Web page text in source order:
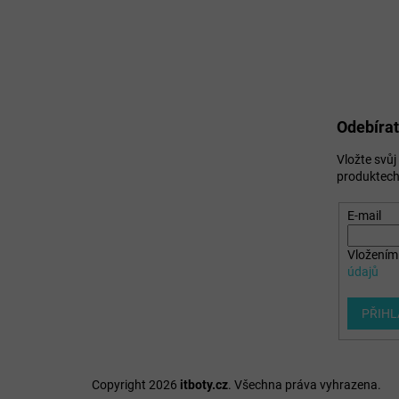
Vložte
E-mail
údajů
Copyright 2026 itboty.cz. Všechna práva vyhrazena.